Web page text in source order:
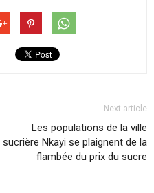
Next article
Les populations de la ville
sucrière Nkayi se plaignent de la
flambée du prix du sucre